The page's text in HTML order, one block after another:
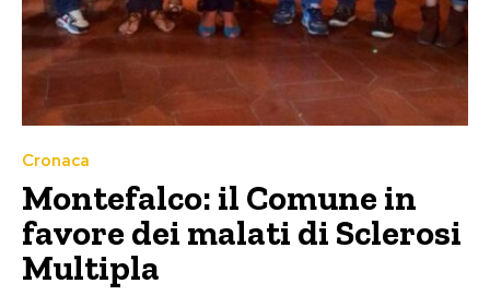
Cronaca
Montefalco: il Comune in
favore dei malati di Sclerosi
Multipla